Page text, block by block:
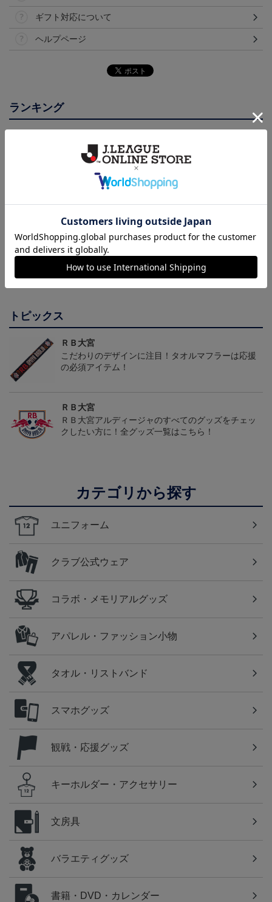
ギフト対応について
ヘルプページ
ランキング
adidas×RBOA リュック
（選手着用モデル）
会員特典
NEW
RB大宮アルディージャ
ピカチュウ タオルマフラ
ー
2,500円
2026/27オーセンティッ
クユニフォーム（フィー
ルド1st）
24,200円
会員特典
トピックス
ＲＢ大宮
こだわりのデザインに注目！タオルマフラーは応援
の必須アイテム！
ＲＢ大宮
ＲＢ大宮アルディージャのすべてのグッズをチェッ
クしたい方に！全グッズ一覧はこちら！
カテゴリから探す
ユニフォーム
クラブ公式ウェア
コラボ・メモリアルグッズ
アパレル・ファッション小物
タオル・リストバンド
スマホグッズ
観戦・応援グッズ
キーホルダー・アクセサリー
文房具
バラエティグッズ
書籍・DVD・カレンダー